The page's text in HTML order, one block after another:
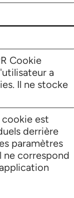
Cookie
a
Il ne stocke
cookie est
derrière
paramètres
ne correspond